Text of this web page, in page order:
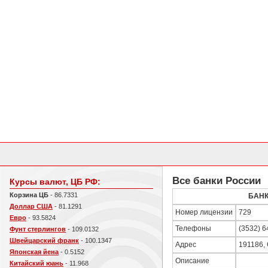
Курсы валют, ЦБ РФ:
Корзина ЦБ - 86.7331
Доллар США - 81.1291
Евро - 93.5824
Фунт стерлингов - 109.0132
Швейцарский франк - 100.1347
Японская йена - 0.5152
Китайский юань - 11.968
Все банки России
Номер лицензии 729
Телефоны (3532)
Адрес 191186,
Описание